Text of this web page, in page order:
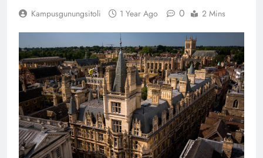
Kampusgunungsitoli 1 Year Ago 0 2 Mins